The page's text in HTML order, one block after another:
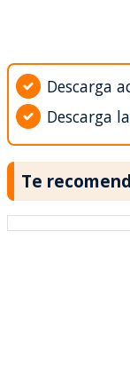
Descarga
Descarga
Te